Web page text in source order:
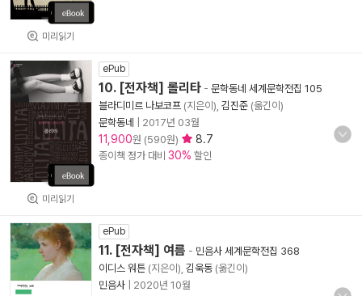
미리읽기
미리읽기
ePub
10. [전자책] 롤리타 - 문학동네 세계문학전집 105
블라디미르 나보코프 (지은이), 김진준 (옮긴이)
문학동네
2017년 03월
11,900원 (590원) 8.7
종이책 정가 대비 30% 할인
ePub
11. [전자책] 여름 - 민음사 세계문학전집 368
이디스 워튼 (지은이), 김욱동 (옮긴이)
민음사
2020년 10월